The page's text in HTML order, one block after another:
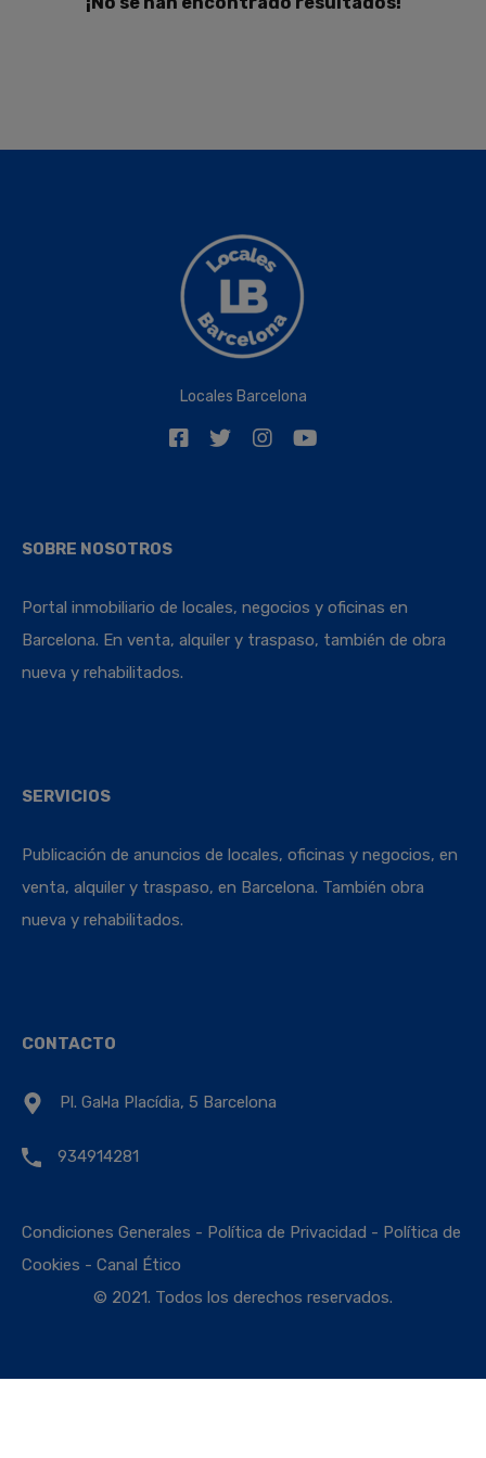
Locales Barcelona
SOBRE NOSOTROS
Portal inmobiliario de locales, negocios y oficinas en
Barcelona. En venta, alquiler y traspaso, también de obra
nueva y rehabilitados.
SERVICIOS
Publicación de anuncios de locales, oficinas y negocios, en
venta, alquiler y traspaso, en Barcelona. También obra
nueva y rehabilitados.
CONTACTO
Pl. Gal·la Placídia, 5 Barcelona
934914281
Condiciones Generales - Política de Privacidad - Política de
Cookies - Canal Ético
© 2021. Todos los derechos reservados.